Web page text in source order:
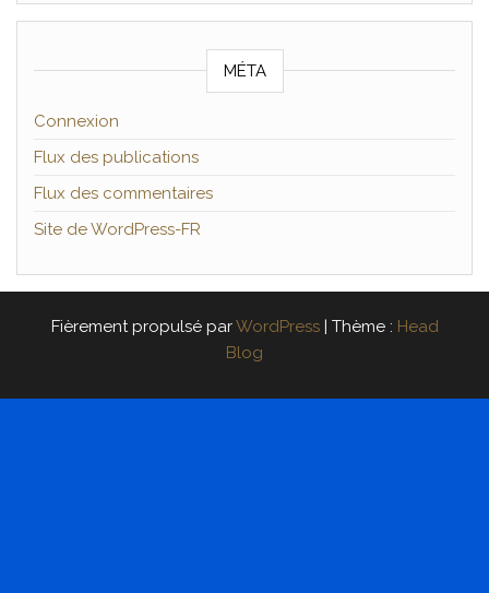
MÉTA
Connexion
Flux des publications
Flux des commentaires
Site de WordPress-FR
Fièrement propulsé parWordPress | Thème : Head
Blog